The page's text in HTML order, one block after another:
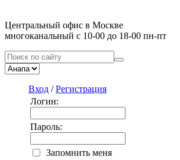
Центральный офис в Москве
многоканальный с 10-00 до 18-00 пн-пт
Вход /Регистрация
Логин:
Пароль:
Запомнить меня